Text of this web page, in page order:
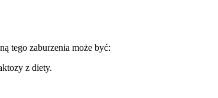
tego zaburzenia może być:
z diety.